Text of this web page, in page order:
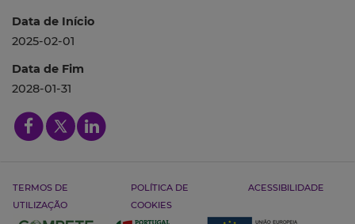
Data de Início
2025-02-01
Data de Fim
2028-01-31
TERMOS DE
UTILIZAÇÃO
POLÍTICA DE
COOKIES
ACESSIBILIDADE